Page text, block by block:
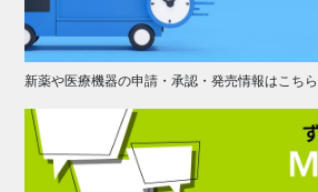
新薬や医療機器の申請・承認・発売情報はこちら